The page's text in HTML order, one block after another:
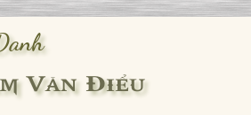
Văn Điểu